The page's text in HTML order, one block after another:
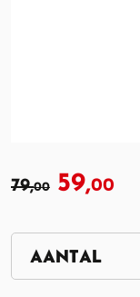
79,00 59,00